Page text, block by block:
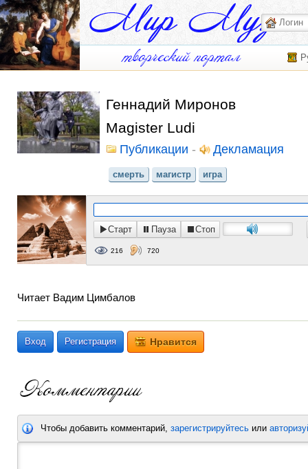
Геннадий Миронов
Magister Ludi
Публикации - Декламация
смерть магистр игра
Старт Пауза Стоп
216 720
Читает Вадим Цимбалов
Вход Регистрация Нравится
Чтобы добавить комментарий, зарегистрируйтесь или